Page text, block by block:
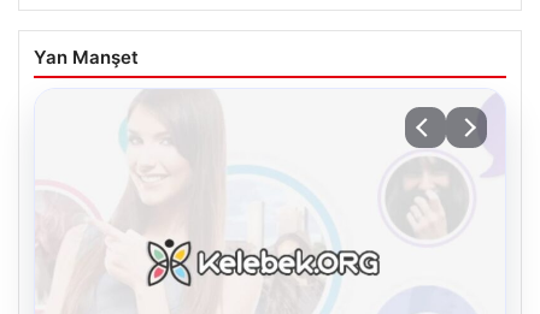
Yan Manşet